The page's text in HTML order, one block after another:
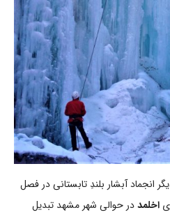
انجماد آبشار بلندِ تابستانی در فصل
اخلمددر حوالی شهر مشهد تبدیل